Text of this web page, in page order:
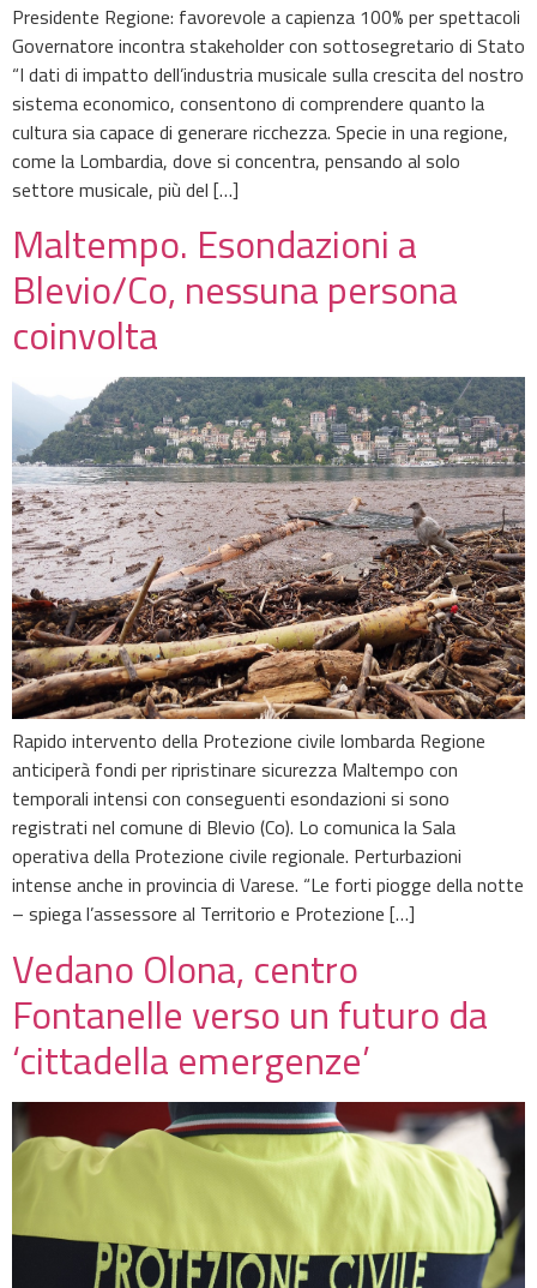
Presidente Regione: favorevole a capienza 100% per spettacoli
Governatore incontra stakeholder con sottosegretario di Stato
“I dati di impatto dell’industria musicale sulla crescita del nostro
sistema economico, consentono di comprendere quanto la
cultura sia capace di generare ricchezza. Specie in una regione,
come la Lombardia, dove si concentra, pensando al solo
settore musicale, più del […]
Maltempo. Esondazioni a
Blevio/Co, nessuna persona
coinvolta
Rapido intervento della Protezione civile lombarda Regione
anticiperà fondi per ripristinare sicurezza Maltempo con
temporali intensi con conseguenti esondazioni si sono
registrati nel comune di Blevio (Co). Lo comunica la Sala
operativa della Protezione civile regionale. Perturbazioni
intense anche in provincia di Varese. “Le forti piogge della notte
– spiega l’assessore al Territorio e Protezione […]
Vedano Olona, centro
Fontanelle verso un futuro da
‘cittadella emergenze’